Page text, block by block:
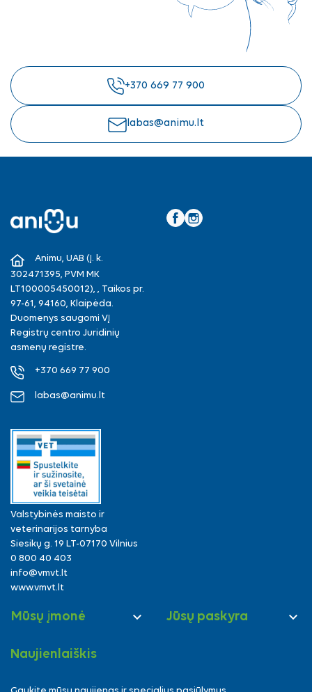
+370 669 77 900
labas@animu.lt
Animu, UAB (Į. k.
302471395, PVM MK
LT100005450012), , Taikos pr.
97-61, 94160, Klaipėda.
Duomenys saugomi VĮ
Registrų centro Juridinių
asmenų registre.
+370 669 77 900
labas@animu.lt
Valstybinės maisto ir
veterinarijos tarnyba
Siesikų g. 19 LT-07170 Vilnius
0 800 40 403
info@vmvt.lt
www.vmvt.lt
Mūsų įmonė  Jūsų paskyra 
Naujienlaiškis